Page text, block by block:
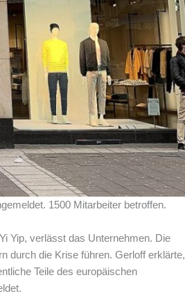
1500 Mitarbeiter betroffen.
Yip, verlässt das Unternehmen. Die
durch die Krise führen. Gerloff erklärte,
Teile des europäischen